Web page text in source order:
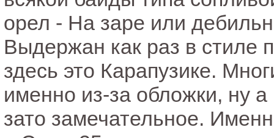
орел - На заре или
Выдержан как раз в стиле
здесь это Карапузике.
именно из-за обложки, ну
зато замечательное.